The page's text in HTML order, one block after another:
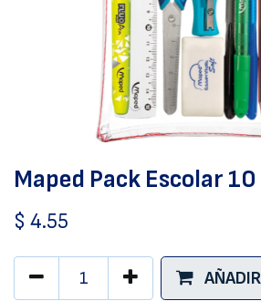
Maped Pack Escolar 10
$ 4.55